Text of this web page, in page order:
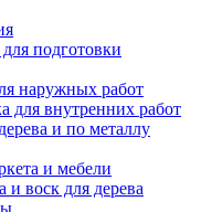
подготовки
наружных работ
для внутренних работ
и по металлу
и мебели
воск для дерева